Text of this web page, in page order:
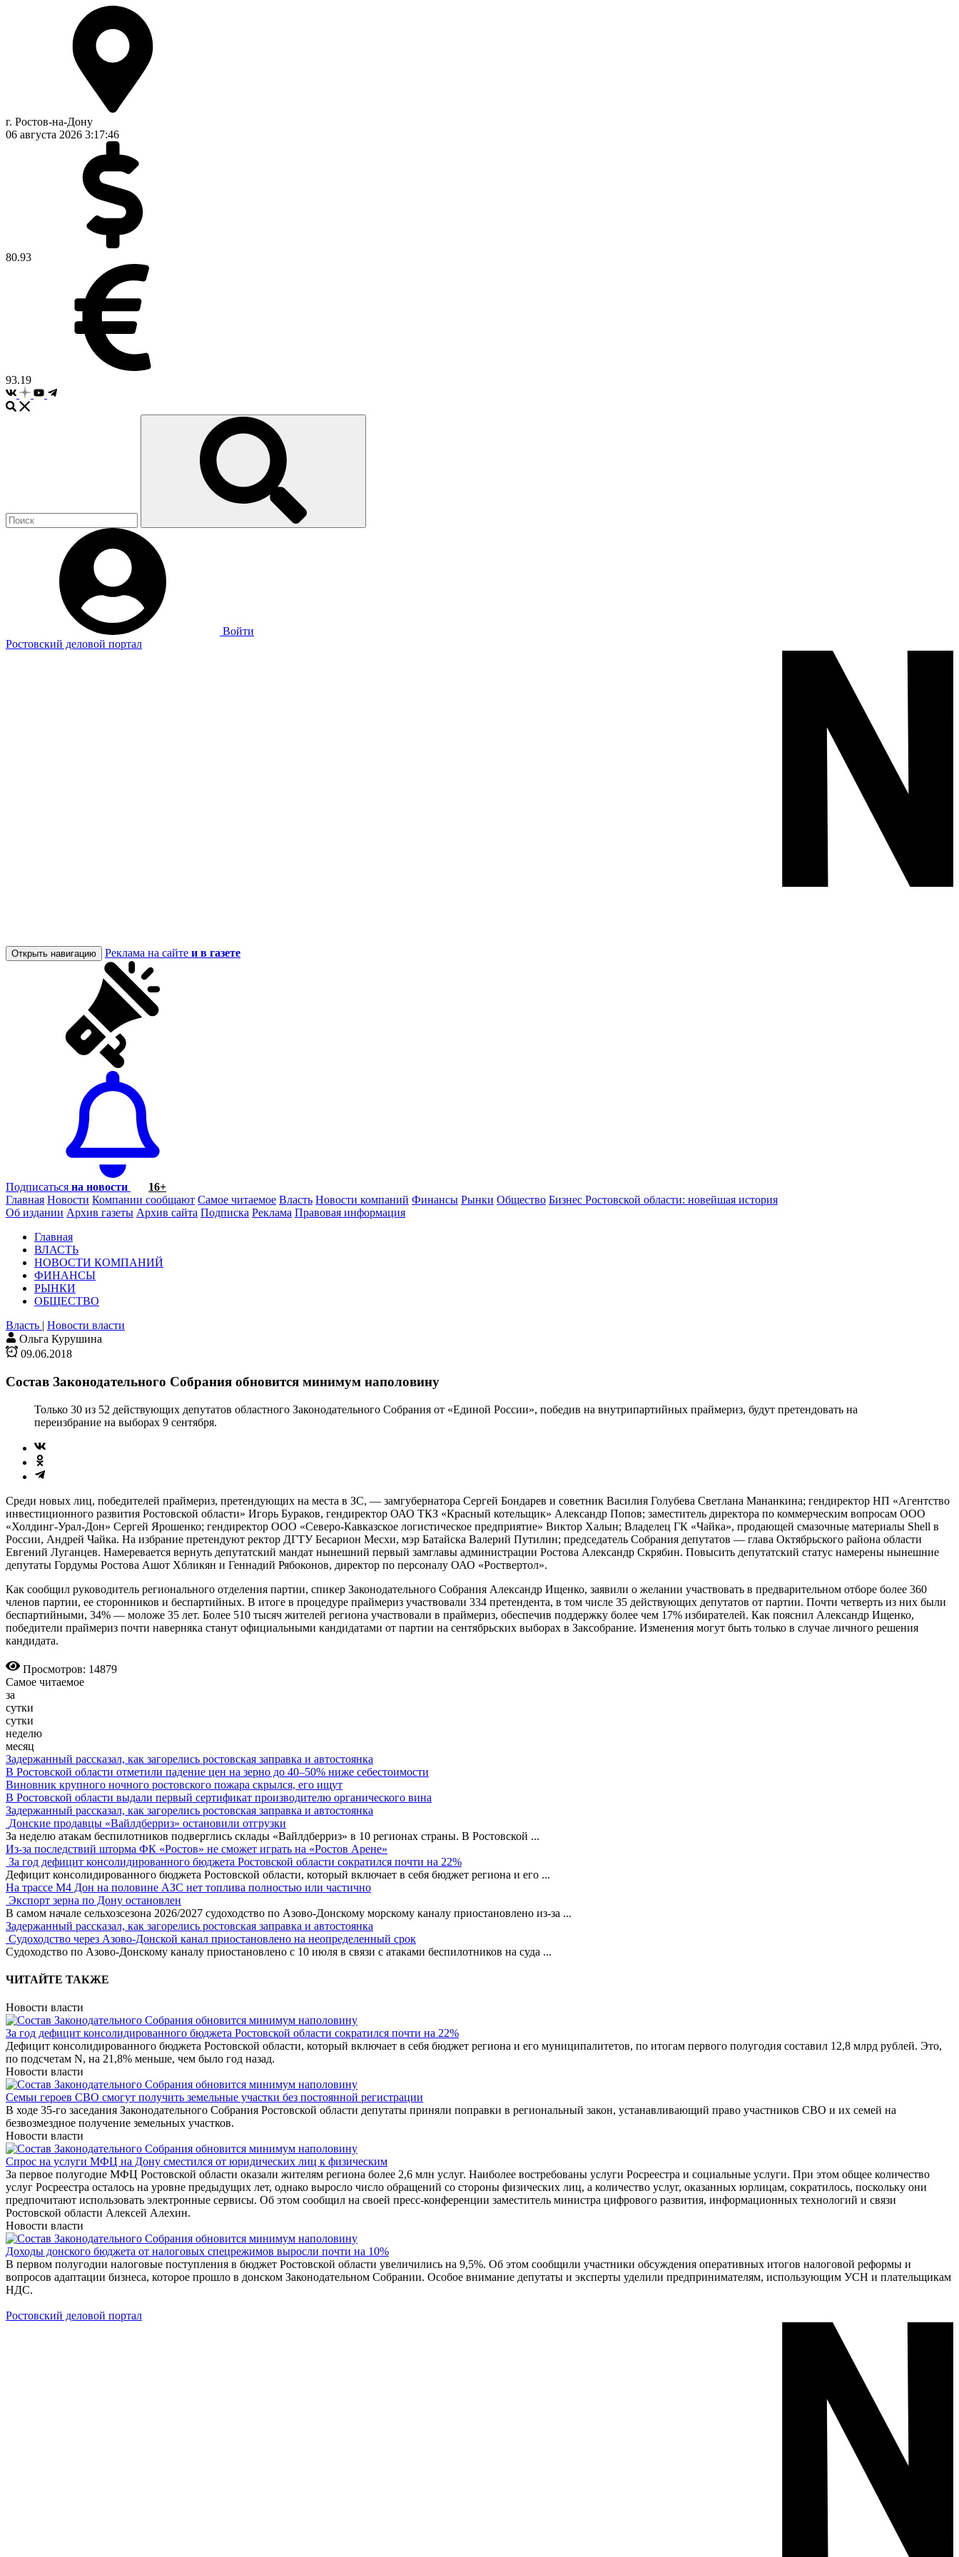
г. Ростов-на-Дону
06 августа 2026 3:17:47
80.93
93.19
Войти
Ростовский деловой портал
Открыть навигацию Реклама на сайте и в газете
Подписаться на новости
16+
Главная Новости Компании сообщают Самое читаемое Власть Новости компаний Финансы Рынки Общество Бизнес Ростовской области: новейшая история
Об издании Архив газеты Архив сайта Подписка Реклама Правовая информация
Главная
ВЛАСТЬ
НОВОСТИ КОМПАНИЙ
ФИНАНСЫ
РЫНКИ
ОБЩЕСТВО
Власть | Новости власти
Ольга Курушина
09.06.2018
Состав Законодательного Собрания обновится минимум наполовину
Только 30 из 52 действующих депутатов областного Законодательного Собрания от «Единой России», победив на внутрипартийных праймериз, будут претендовать на
переизбрание на выборах 9 сентября.
Среди новых лиц, победителей праймериз, претендующих на места в ЗС, — замгубернатора Сергей Бондарев и советник Василия Голубева Светлана Мананкина; гендиректор НП «Агентство
инвестиционного развития Ростовской области» Игорь Бураков, гендиректор ОАО ТКЗ «Красный котельщик» Александр Попов; заместитель директора по коммерческим вопросам ООО
«Холдинг-Урал-Дон» Сергей Ярошенко; гендиректор ООО «Северо-Кавказское логистическое предприятие» Виктор Халын; Владелец ГК «Чайка», продающей смазочные материалы Shell в
России, Андрей Чайка. На избрание претендуют ректор ДГТУ Бесарион Месхи, мэр Батайска Валерий Путилин; председатель Собрания депутатов — глава Октябрьского района области
Евгений Луганцев. Намеревается вернуть депутатский мандат нынешний первый замглавы администрации Ростова Александр Скрябин. Повысить депутатский статус намерены нынешние
депутаты Гордумы Ростова Ашот Хбликян и Геннадий Рябоконов, директор по персоналу ОАО «Роствертол».
Как сообщил руководитель регионального отделения партии, спикер Законодательного Собрания Александр Ищенко, заявили о желании участвовать в предварительном отборе более 360
членов партии, ее сторонников и беспартийных. В итоге в процедуре праймериз участвовали 334 претендента, в том числе 35 действующих депутатов от партии. Почти четверть из них были
беспартийными, 34% — моложе 35 лет. Более 510 тысяч жителей региона участвовали в праймериз, обеспечив поддержку более чем 17% избирателей. Как пояснил Александр Ищенко,
победители праймериз почти наверняка станут официальными кандидатами от партии на сентябрьских выборах в Заксобрание. Изменения могут быть только в случае личного решения
кандидата.
Просмотров: 14879
Самое читаемое
за
сутки
сутки
неделю
месяц
Задержанный рассказал, как загорелись ростовская заправка и автостоянка
В Ростовской области отметили падение цен на зерно до 40–50% ниже себестоимости
Виновник крупного ночного ростовского пожара скрылся, его ищут
В Ростовской области выдали первый сертификат производителю органического вина
Задержанный рассказал, как загорелись ростовская заправка и автостоянка
Донские продавцы «Вайлдберриз» остановили отгрузки
За неделю атакам беспилотников подверглись склады «Вайлдберриз» в 10 регионах страны. В Ростовской ...
Из-за последствий шторма ФК «Ростов» не сможет играть на «Ростов Арене»
За год дефицит консолидированного бюджета Ростовской области сократился почти на 22%
Дефицит консолидированного бюджета Ростовской области, который включает в себя бюджет региона и его ...
На трассе М4 Дон на половине АЗС нет топлива полностью или частично
Экспорт зерна по Дону остановлен
В самом начале сельхозсезона 2026/2027 судоходство по Азово-Донскому морскому каналу приостановлено из-за ...
Задержанный рассказал, как загорелись ростовская заправка и автостоянка
Судоходство через Азово-Донской канал приостановлено на неопределенный срок
Судоходство по Азово-Донскому каналу приостановлено с 10 июля в связи с атаками беспилотников на суда ...
ЧИТАЙТЕ ТАКЖЕ
Новости власти
За год дефицит консолидированного бюджета Ростовской области сократился почти на 22%
Дефицит консолидированного бюджета Ростовской области, который включает в себя бюджет региона и его муниципалитетов, по итогам первого полугодия составил 12,8 млрд рублей. Это,
по подсчетам N, на 21,8% меньше, чем было год назад.
Новости власти
Семьи героев СВО смогут получить земельные участки без постоянной регистрации
В ходе 35-го заседания Законодательного Собрания Ростовской области депутаты приняли поправки в региональный закон, устанавливающий право участников СВО и их семей на
безвозмездное получение земельных участков.
Новости власти
Спрос на услуги МФЦ на Дону сместился от юридических лиц к физическим
За первое полугодие МФЦ Ростовской области оказали жителям региона более 2,6 млн услуг. Наиболее востребованы услуги Росреестра и социальные услуги. При этом общее количество
услуг Росреестра осталось на уровне предыдущих лет, однако выросло число обращений со стороны физических лиц, а количество услуг, оказанных юрлицам, сократилось, поскольку они
предпочитают использовать электронные сервисы. Об этом сообщил на своей пресс-конференции заместитель министра цифрового развития, информационных технологий и связи
Ростовской области Алексей Алехин.
Новости власти
Доходы донского бюджета от налоговых спецрежимов выросли почти на 10%
В первом полугодии налоговые поступления в бюджет Ростовской области увеличились на 9,5%. Об этом сообщили участники обсуждения оперативных итогов налоговой реформы и
вопросов адаптации бизнеса, которое прошло в донском Законодательном Cобрании. Особое внимание депутаты и эксперты уделили предпринимателям, использующим УСН и плательщикам
НДС.
Ростовский деловой портал